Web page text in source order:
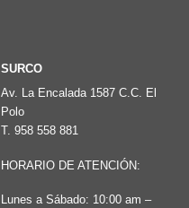
SURCO
Av. La Encalada 1587 C.C. El
Polo
T. 958 558 881
HORARIO DE ATENCIÓN:
Lunes a Sábado: 10:00 am –